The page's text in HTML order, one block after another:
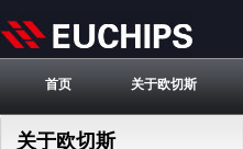
首页 关于欧切斯
关于欧切斯